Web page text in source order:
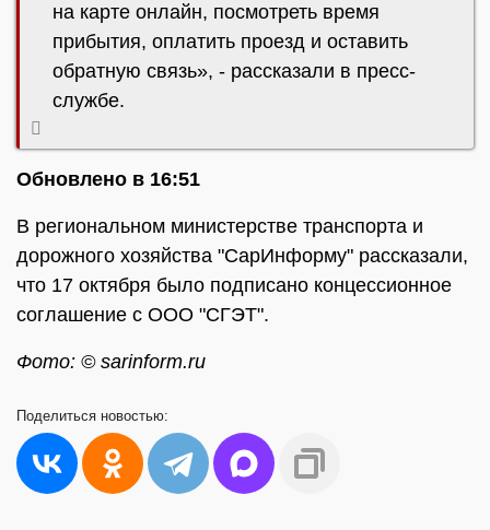
на карте онлайн, посмотреть время
прибытия, оплатить проезд и оставить
обратную связь», - рассказали в пресс-
службе.
Обновлено в 16:51
В региональном министерстве транспорта и
дорожного хозяйства "СарИнформу" рассказали,
что 17 октября было подписано концессионное
соглашение с ООО "СГЭТ".
Фото: © sarinform.ru
Поделиться новостью: